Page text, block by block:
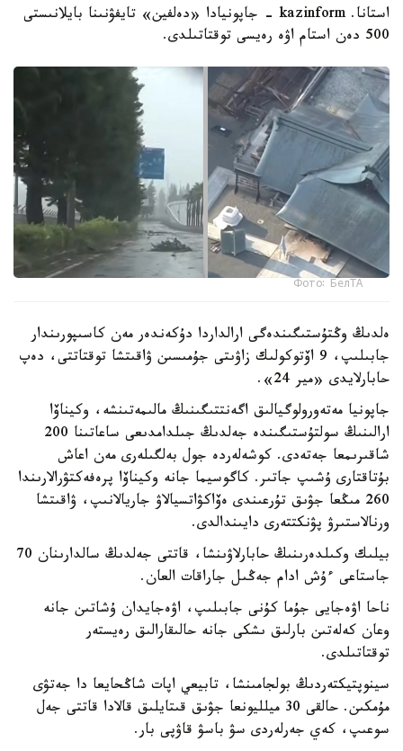
استانا. kazinform - جاپونيادا «دەلفين» تايفۋنىنا بايلانىستى
500 دەن استام اۋە رەيسى توقتاتىلدى.
Фото: БелТА
ەلدىڭ وڭتۇستىگىندەگى ارالداردا دۇكەندەر مەن كاسىپورىندار
جابىلىپ، 9 اۆتوكولىك زاۋىتى جۇمىسىن ۋاقىتشا توقتاتتى، دەپ
حابارلايدى «مير 24».
جاپونيا مەتەورولوگيالىق اگەنتتىگىنىڭ مالىمەتىنشە، وكيناۆا
ارالىنىڭ سولتۇستىگىندە جەلدىڭ جىلدامدىعى ساعاتىنا 200
شاقىرىمعا جەتەدى. كوشەلەردە جول بەلگىلەرى مەن اعاش
بۇتاقتارى ۇشىپ جاتىر. كاگوسيما جانە وكيناۆا پرەفەكتۋرالارىندا
260 مىڭعا جۋىق تۇرعىندى ەۆاكۋاتسيالاۋ جاريالانىپ، ۋاقىتشا
ورنالاستىرۋ پۋنكتتەرى دايىندالدى.
بيلىك وكىلدەرىنىڭ حابارلاۋىنشا، قاتتى جەلدىڭ سالدارىنان 70
جاستاعى ءۇش ادام جەڭىل جاراقات العان.
ناحا اۋەجايى جۇما كۇنى جابىلىپ، اۋەجايدان ۇشاتىن جانە
وعان كەلەتىن بارلىق ىشكى جانە حالىقارالىق رەيستەر
توقتاتىلدى.
سينوپتيكتەردىڭ بولجامىنشا، تابيعي اپات شاڭحايعا دا جەتۋى
مۇمكىن. حالقى 30 ميلليونعا جۋىق قىتايلىق قالادا قاتتى جەل
سوعىپ، كەي جەرلەردى سۋ باسۋ قاۋپى بار.